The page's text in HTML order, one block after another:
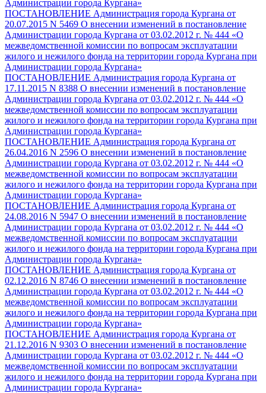
Администрации города Кургана»
ПОСТАНОВЛЕНИЕ Администрация города Кургана от
20.07.2015 N 5469 О внесении изменений в постановление
Администрации города Кургана от 03.02.2012 г. № 444 «О
межведомственной комиссии по вопросам эксплуатации
жилого и нежилого фонда на территории города Кургана при
Администрации города Кургана»
ПОСТАНОВЛЕНИЕ Администрация города Кургана от
17.11.2015 N 8388 О внесении изменений в постановление
Администрации города Кургана от 03.02.2012 г. № 444 «О
межведомственной комиссии по вопросам эксплуатации
жилого и нежилого фонда на территории города Кургана при
Администрации города Кургана»
ПОСТАНОВЛЕНИЕ Администрация города Кургана от
26.04.2016 N 2596 О внесении изменений в постановление
Администрации города Кургана от 03.02.2012 г. № 444 «О
межведомственной комиссии по вопросам эксплуатации
жилого и нежилого фонда на территории города Кургана при
Администрации города Кургана»
ПОСТАНОВЛЕНИЕ Администрация города Кургана от
24.08.2016 N 5947 О внесении изменений в постановление
Администрации города Кургана от 03.02.2012 г. № 444 «О
межведомственной комиссии по вопросам эксплуатации
жилого и нежилого фонда на территории города Кургана при
Администрации города Кургана»
ПОСТАНОВЛЕНИЕ Администрация города Кургана от
02.12.2016 N 8746 О внесении изменений в постановление
Администрации города Кургана от 03.02.2012 г. № 444 «О
межведомственной комиссии по вопросам эксплуатации
жилого и нежилого фонда на территории города Кургана при
Администрации города Кургана»
ПОСТАНОВЛЕНИЕ Администрация города Кургана от
21.12.2016 N 9303 О внесении изменений в постановление
Администрации города Кургана от 03.02.2012 г. № 444 «О
межведомственной комиссии по вопросам эксплуатации
жилого и нежилого фонда на территории города Кургана при
Администрации города Кургана»